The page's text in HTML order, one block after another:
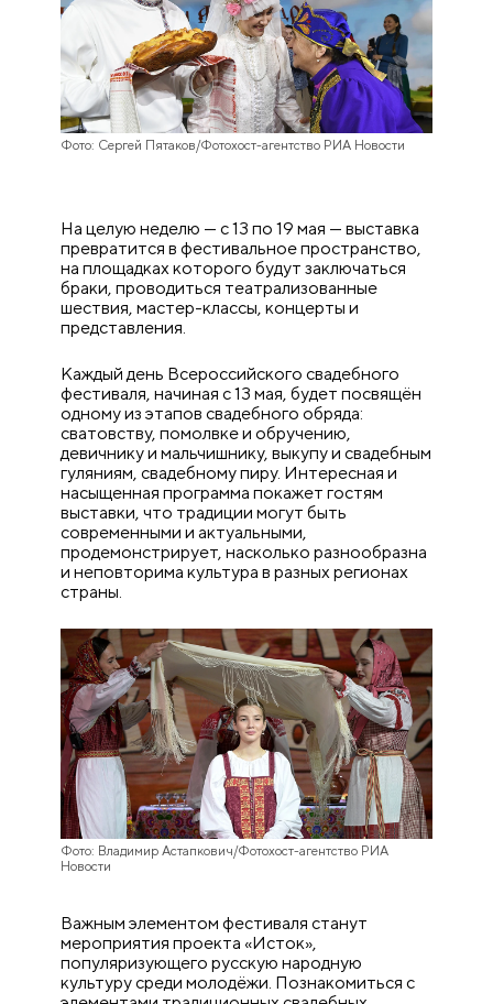
Фото: Сергей Пятаков/Фотохост-агентство РИА Новости
На целую неделю — с 13 по 19 мая — выставка
превратится в фестивальное пространство,
на площадках которого будут заключаться
браки, проводиться театрализованные
шествия, мастер-классы, концерты и
представления.
Каждый день Всероссийского свадебного
фестиваля, начиная с 13 мая, будет посвящён
одному из этапов свадебного обряда:
сватовству, помолвке и обручению,
девичнику и мальчишнику, выкупу и свадебным
гуляниям, свадебному пиру. Интересная и
насыщенная программа покажет гостям
выставки, что традиции могут быть
современными и актуальными,
продемонстрирует, насколько разнообразна
и неповторима культура в разных регионах
страны.
Фото: Владимир Астапкович/Фотохост-агентство РИА
Новости
Важным элементом фестиваля станут
мероприятия проекта «Исток»,
популяризующего русскую народную
культуру среди молодёжи. Познакомиться с